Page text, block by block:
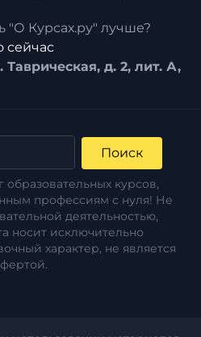
"О Курсах.ру" лучше?
сейчас
Таврическая, д. 2, лит. А,
Поиск
образовательных курсов,
профессиям с нуля! Не
деятельностью,
носит исключительно
характер, не является